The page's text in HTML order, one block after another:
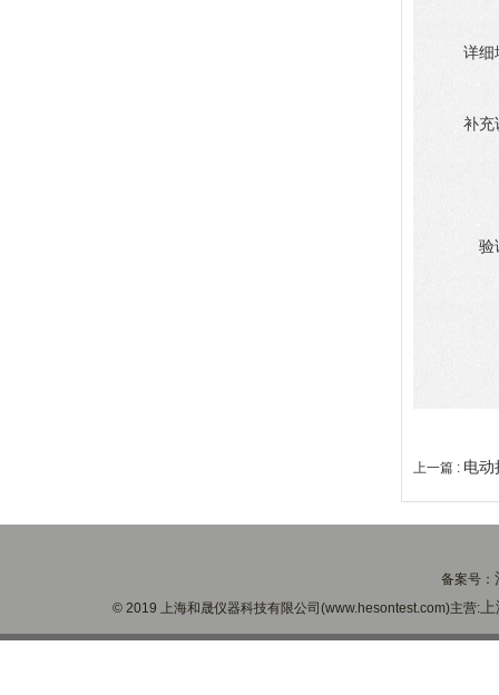
详细
补充
验
上一篇 : 电动
备案号：
© 2019 上海和晟仪器科技有限公司(www.hesontest.com)主营:上